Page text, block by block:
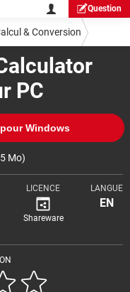
Question
PC
Windows
Mo)
LICENCE
Shareware
LANGUE
EN
& Conversion